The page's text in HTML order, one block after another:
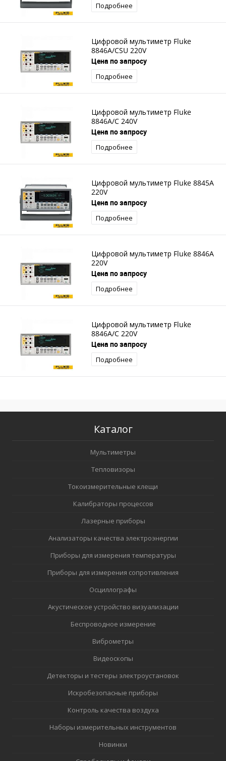
Подробнее
Цифровой мультиметр Fluke
8846A/CSU 220V
Цена по запросу
Подробнее
Цифровой мультиметр Fluke
8846A/C 240V
Цена по запросу
Подробнее
Цифровой мультиметр Fluke 8845A
220V
Цена по запросу
Подробнее
Цифровой мультиметр Fluke 8846A
220V
Цена по запросу
Подробнее
Цифровой мультиметр Fluke
8846A/C 220V
Цена по запросу
Подробнее
Каталог
Мультиметры
Тепловизоры
Токоизмерительные клещи
Калибраторы процессов
Лазерные приборы
Анализаторы качества электроэнергии
Приборы для измерения температуры
Приборы для измерения сопротивления
Осциллографы
Акустическое устройство визуализации
Беспроводное измерение
Виброметры
Видеоскопы
Детекторы и тестеры электроустановок
Искробезопасные приборы
Контроль качества воздуха
Наборы измерительных инструментов
Новинки